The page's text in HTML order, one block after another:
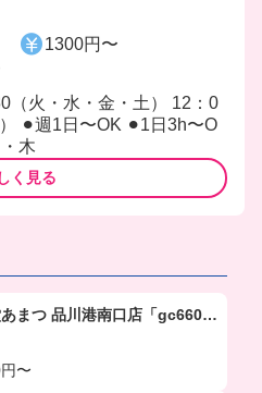
1300円〜
（火・水・金・土） 12：0
⚫︎週1日〜OK ⚫︎1日3h〜O
木
く見る
まつ 品川港南口店「gc660
〜